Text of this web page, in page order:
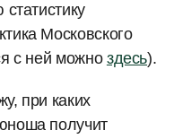
Московского
с ней можно здесь).
при каких
получит